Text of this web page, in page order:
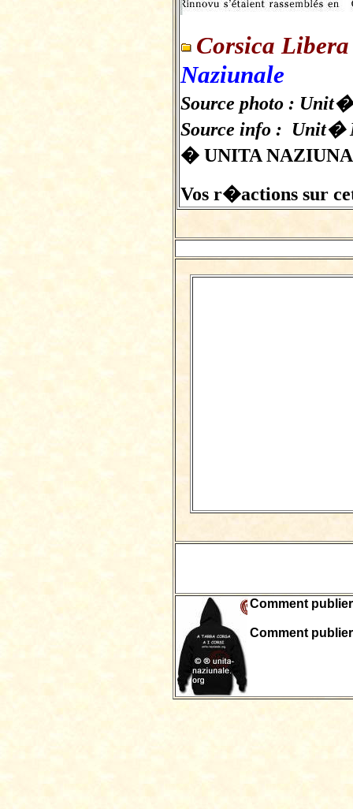
Corsica
Naziunale
Source photo :
Source info : Unit�
� UNITA
Vos r�actions sur
Comment
Comment